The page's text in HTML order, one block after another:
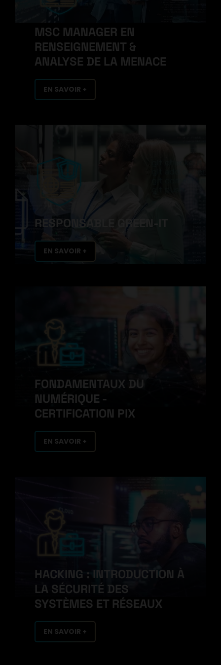
MSC MANAGER EN
RENSEIGNEMENT &
ANALYSE DE LA MENACE
EN SAVOIR +
RESPONSABLE GREEN-IT
EN SAVOIR +
FONDAMENTAUX DU
NUMÉRIQUE -
CERTIFICATION PIX
EN SAVOIR +
HACKING : INTRODUCTION À
LA SÉCURITÉ DES
SYSTÈMES ET RÉSEAUX
EN SAVOIR +